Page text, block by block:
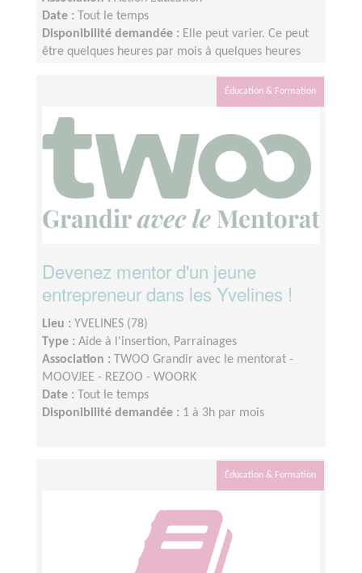
Date :
Tout le temps
Disponibilité demandée : Elle peut varier. Ce peut
être quelques heures par mois à quelques heures
Éducation & Formation
Devenez mentor d'un jeune
entrepreneur dans les Yvelines !
Lieu : YVELINES (78)
Type : Aide à l'insertion, Parrainages
Association :
TWOO Grandir avec le mentorat -
MOOVJEE - REZOO - WOORK
Date :
Tout le temps
Disponibilité demandée : 1 à 3h par mois
Éducation & Formation